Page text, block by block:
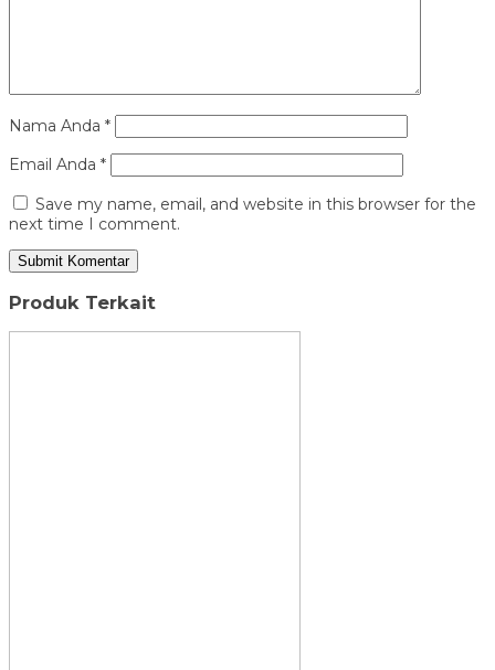
Nama Anda *
Email Anda *
Save my name, email, and website in this browser for the
next time I comment.
Produk Terkait